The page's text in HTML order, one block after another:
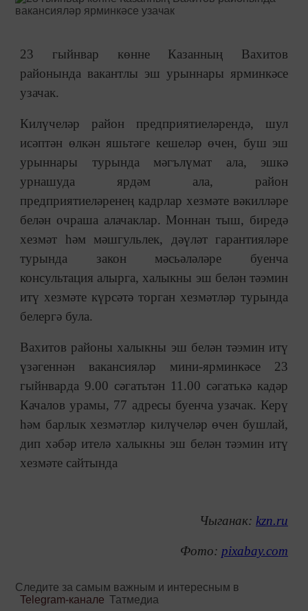
23 гыйнвар көнне Казанның Вахитов
районында вакантлы эш урыннары ярминкәсе
узачак.
Килүчеләр район предприятиеләрендә, шул
исәптән өлкән яшьтәге кешеләр өчен, буш эш
урыннары турында мәгълүмат ала, эшкә
урнашуда ярдәм ала, район
предприятиеләренең кадрлар хезмәте вәкилләре
белән очраша алачаклар. Моннан тыш, биредә
хезмәт һәм мәшгульлек, дәүләт гарантияләре
турында закон мәсьәләләре буенча
консультация алырга, халыкны эш белән тәэмин
итү хезмәте күрсәтә торган хезмәтләр турында
белергә була.
Вахитов районы халыкны эш белән тәэмин итү
үзәгеннән вакансияләр мини-ярминкәсе 23
гыйнварда 9.00 сәгатьтән 11.00 сәгатькә кадәр
Качалов урамы, 77 адресы буенча узачак. Керү
һәм барлык хезмәтләр килүчеләр өчен бушлай,
дип хәбәр ителә халыкны эш белән тәэмин итү
хезмәте сайтында
Чыганак: kzn.ru
Фото: pixabay.com
Следите за самым важным и интересным в
Telegram-канале Татмедиа